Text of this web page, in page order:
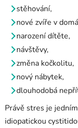
stěhování,
nové zvíře v
narození dítěte,
návštěvy,
změna kočkolitu,
nový nábytek,
dlouhodobá
Právě stres je
idiopatickou